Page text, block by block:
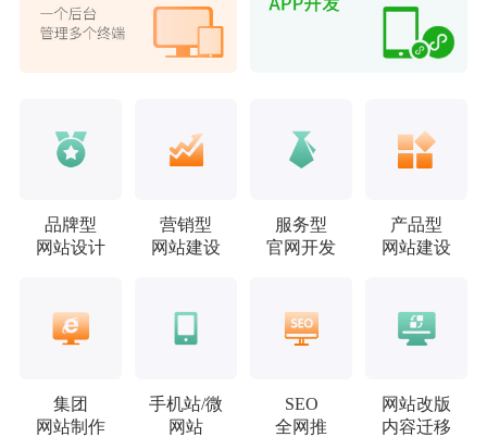
品牌型
网站设计
营销型
网站建设
服务型
官网开发
产品型
网站建设
集团
网站制作
手机站/微
网站
SEO
全网推
网站改版
内容迁移